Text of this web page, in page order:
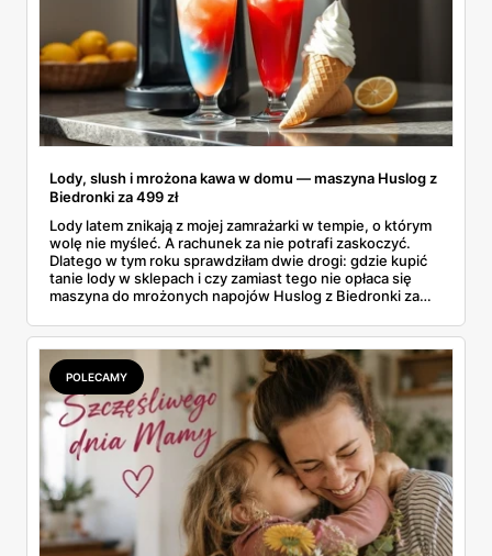
Lody, slush i mrożona kawa w domu — maszyna Huslog z
Biedronki za 499 zł
Lody latem znikają z mojej zamrażarki w tempie, o którym
wolę nie myśleć. A rachunek za nie potrafi zaskoczyć.
Dlatego w tym roku sprawdziłam dwie drogi: gdzie kupić
tanie lody w sklepach i czy zamiast tego nie opłaca się
maszyna do mrożonych napojów Huslog z Biedronki za
kawę w domu, bez wychodzenia po nie do sklepu.
Postanowiłam policzyć, kiedy naprawdę się to zwraca.
POLECAMY